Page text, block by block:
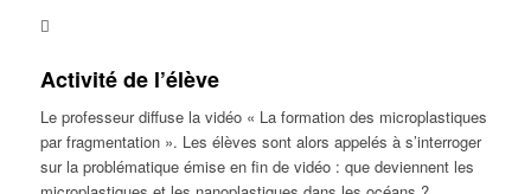
Activité de l’élève
Le professeur diffuse la vidéo « La formation des microplastiques
par fragmentation ». Les élèves sont alors appelés à s’interroger
sur la problématique émise en fin de vidéo : que deviennent les